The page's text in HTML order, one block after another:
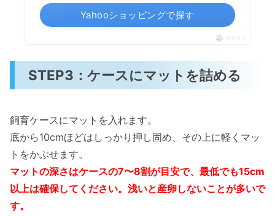
Yahooショッピングで探す
ポチップ
STEP3：ケースにマットを詰める
飼育ケースにマットを入れます。
底から10cmほどはしっかり押し固め、その上に軽くマッ
トをかぶせます。
マットの深さはケースの7〜8割が目安で、最低でも15cm
以上は確保してください。浅いと産卵しないことが多いで
す。